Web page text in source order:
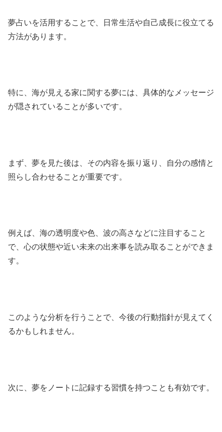
夢占いを活用することで、日常生活や自己成長に役立てる
方法があります。
特に、海が見える家に関する夢には、具体的なメッセージ
が隠されていることが多いです。
まず、夢を見た後は、その内容を振り返り、自分の感情と
照らし合わせることが重要です。
例えば、海の透明度や色、波の高さなどに注目すること
で、心の状態や近い未来の出来事を読み取ることができま
す。
このような分析を行うことで、今後の行動指針が見えてく
るかもしれません。
次に、夢をノートに記録する習慣を持つことも有効です。